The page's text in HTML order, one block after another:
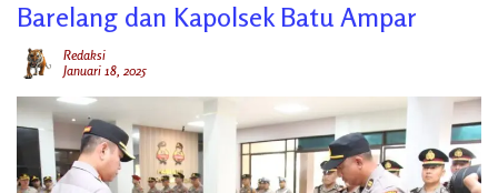
Barelang dan Kapolsek Batu Ampar
Redaksi
Januari 18, 2025